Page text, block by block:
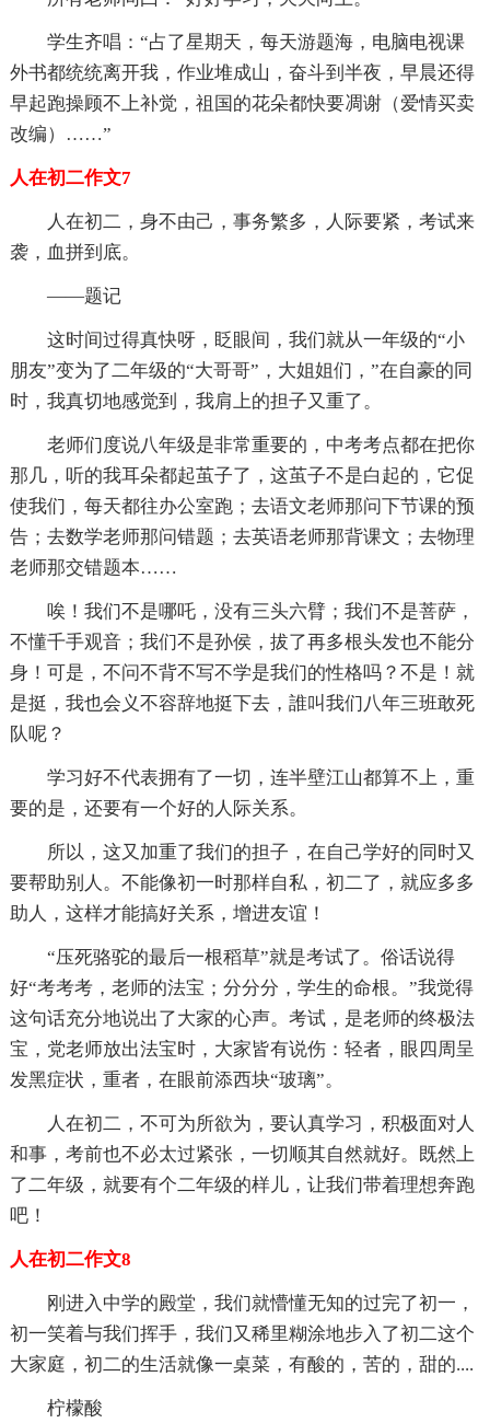
学生齐唱：“占了星期天，每天游题海，电脑电视课
外书都统统离开我，作业堆成山，奋斗到半夜，早晨还得
早起跑操顾不上补觉，祖国的花朵都快要凋谢（爱情买卖
改编）……”
人在初二作文7
人在初二，身不由己，事务繁多，人际要紧，考试来
袭，血拼到底。
——题记
这时间过得真快呀，眨眼间，我们就从一年级的“小
朋友”变为了二年级的“大哥哥”，大姐姐们，”在自豪的同
时，我真切地感觉到，我肩上的担子又重了。
老师们度说八年级是非常重要的，中考考点都在把你
那几，听的我耳朵都起茧子了，这茧子不是白起的，它促
使我们，每天都往办公室跑；去语文老师那问下节课的预
告；去数学老师那问错题；去英语老师那背课文；去物理
老师那交错题本……
唉！我们不是哪吒，没有三头六臂；我们不是菩萨，
不懂千手观音；我们不是孙侯，拔了再多根头发也不能分
身！可是，不问不背不写不学是我们的性格吗？不是！就
是挺，我也会义不容辞地挺下去，誰叫我们八年三班敢死
队呢？
学习好不代表拥有了一切，连半壁江山都算不上，重
要的是，还要有一个好的人际关系。
所以，这又加重了我们的担子，在自己学好的同时又
要帮助别人。不能像初一时那样自私，初二了，就应多多
助人，这样才能搞好关系，增进友谊！
“压死骆驼的最后一根稻草”就是考试了。俗话说得
好“考考考，老师的法宝；分分分，学生的命根。”我觉得
这句话充分地说出了大家的心声。考试，是老师的终极法
宝，党老师放出法宝时，大家皆有说伤：轻者，眼四周呈
发黑症状，重者，在眼前添西块“玻璃”。
人在初二，不可为所欲为，要认真学习，积极面对人
和事，考前也不必太过紧张，一切顺其自然就好。既然上
了二年级，就要有个二年级的样儿，让我们带着理想奔跑
吧！
人在初二作文8
刚进入中学的殿堂，我们就懵懂无知的过完了初一，
初一笑着与我们挥手，我们又稀里糊涂地步入了初二这个
大家庭，初二的生活就像一桌菜，有酸的，苦的，甜的....
柠檬酸